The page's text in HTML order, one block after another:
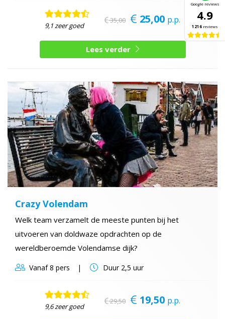
9,1 zeer goed
35,00 25,00 p.p.
Lees verder
Crazy Volendam
Welk team verzamelt de meeste punten bij het
uitvoeren van doldwaze opdrachten op de
wereldberoemde Volendamse dijk?
Vanaf8 pers Duur2,5 uur
9,6 zeer goed
29,50 19,50 p.p.
Google reviews
4.9
1216 reviews